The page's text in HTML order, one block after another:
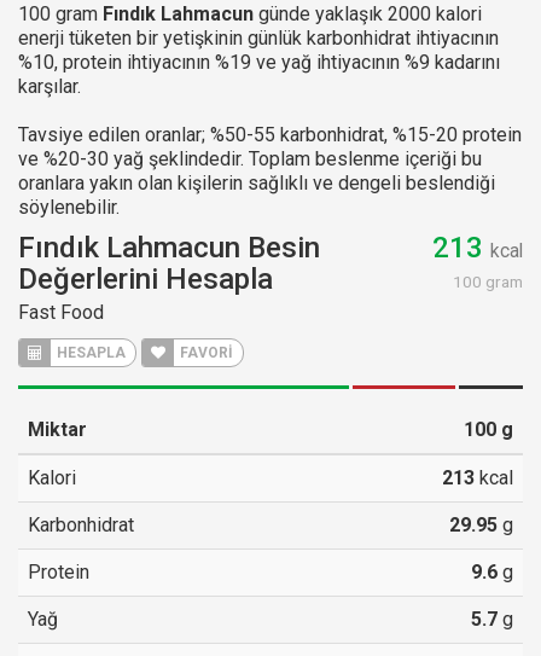
100 gram Fındık Lahmacun günde yaklaşık 2000 kalori
enerji tüketen bir yetişkinin günlük karbonhidrat ihtiyacının
%10, protein ihtiyacının %19 ve yağ ihtiyacının %9 kadarını
karşılar.
Tavsiye edilen oranlar; %50-55 karbonhidrat, %15-20 protein
ve %20-30 yağ şeklindedir. Toplam beslenme içeriği bu
oranlara yakın olan kişilerin sağlıklı ve dengeli beslendiği
söylenebilir.
Fındık Lahmacun Besin
Değerlerini Hesapla
Fast Food
HESAPLA FAVORİ
213 kcal
100 gram
Miktar 100 g
Kalori 213 kcal
Karbonhidrat 29.95 g
Protein 9.6 g
Yağ 5.7 g